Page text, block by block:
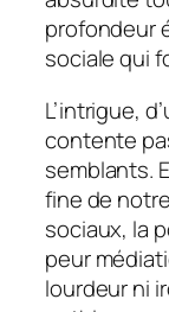
profondeur
sociale qui
L’intrigue,
contente
semblants.
fine de
sociaux, la
peur
lourdeur ni